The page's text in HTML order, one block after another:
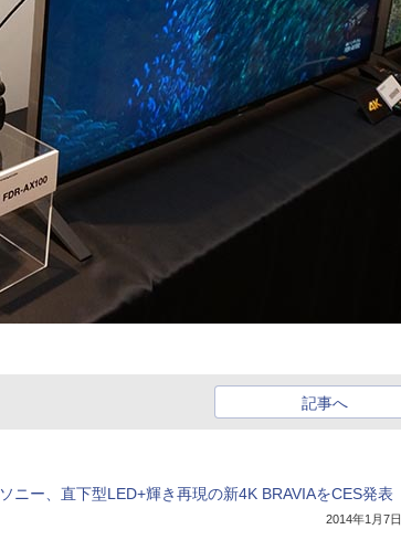
記事へ
ソニー、直下型LED+輝き再現の新4K BRAVIAをCES発表
2014年1月7日